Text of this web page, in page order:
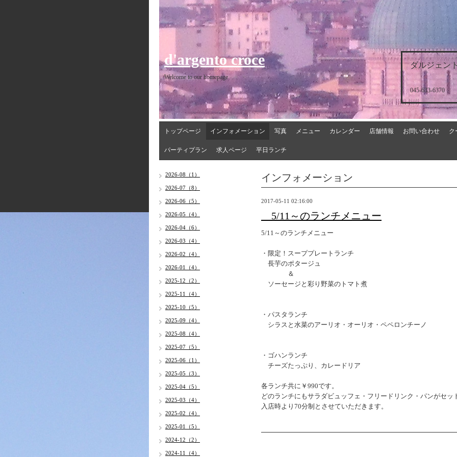
ダルジェン
045-633-6370
d'argento croce
Welcome to our homepage
トップページ インフォメーション 写真 メニュー カレンダー 店舗情報 お問い合わせ ク
パーティプラン 求人ページ 平日ランチ
インフォメーション
2017-05-11 02:16:00
5/11～のランチメニュー
5/11～のランチメニュー
・限定！スーププレートランチ
長芋のポタージュ
＆
ソーセージと彩り野菜のトマト煮
・パスタランチ
シラスと水菜のアーリオ・オーリオ・ペペロンチーノ
・ゴハンランチ
チーズたっぷり、カレードリア
各ランチ共に￥990です。
どのランチにもサラダビュッフェ・フリードリンク・パンがセッ
入店時より70分制とさせていただきます。
2026-08（1）
2026-07（8）
2026-06（5）
2026-05（4）
2026-04（6）
2026-03（4）
2026-02（4）
2026-01（4）
2025-12（2）
2025-11（4）
2025-10（5）
2025-09（4）
2025-08（4）
2025-07（5）
2025-06（1）
2025-05（3）
2025-04（5）
2025-03（4）
2025-02（4）
2025-01（5）
2024-12（2）
2024-11（4）